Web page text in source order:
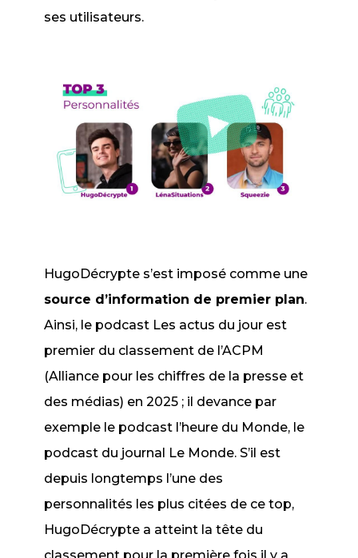
ses utilisateurs.
HugoDécrypte s’est imposé comme une
source d’information de premier plan.
Ainsi, le podcast Les actus du jour est
premier du classement de l’ACPM
(Alliance pour les chiffres de la presse et
des médias) en 2025 ; il devance par
exemple le podcast l’heure du Monde, le
podcast du journal Le Monde. S’il est
depuis longtemps l’une des
personnalités les plus citées de ce top,
HugoDécrypte a atteint la tête du